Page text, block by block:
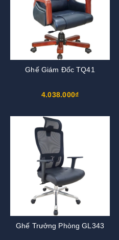
Ghế Giám Đốc TQ41
4.038.000₫
Ghế Trưởng Phòng GL343